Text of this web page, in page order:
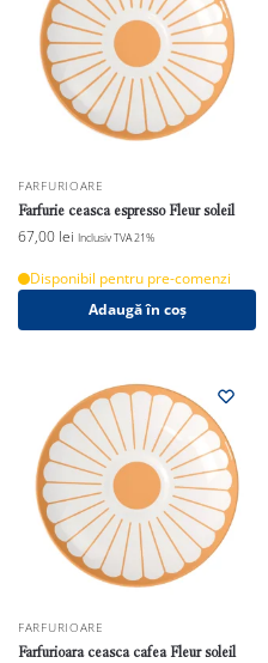
FARFURIOARE
Farfurie ceasca espresso Fleur soleil
67,00 lei Inclusiv TVA 21%
Disponibil pentru pre-comenzi
Adaugă în coș
FARFURIOARE
Farfurioara ceasca cafea Fleur soleil